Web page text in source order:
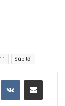
Súp tối